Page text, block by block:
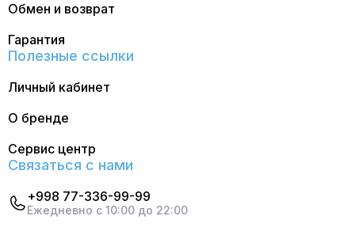
Обмен и возврат
Гарантия
Полезные ссылки
Личный кабинет
О бренде
Сервис центр
Связаться с нами
+998 77-336-99-99
Ежедневно с 10:00 до 22:00